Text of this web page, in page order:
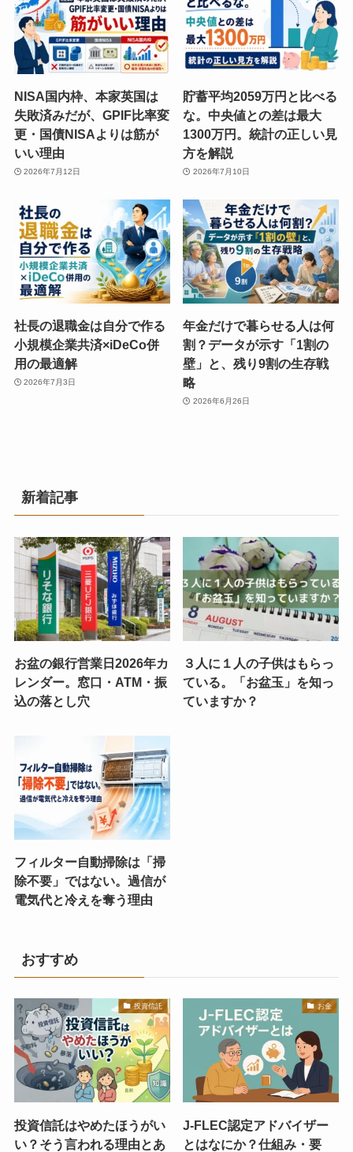
NISA国内枠、本家英国は
失敗済みだが、GPIF比率変
更・国債NISAよりは筋が
いい理由
2026年7月12日
貯蓄平均2059万円と比べる
な。中央値との差は最大
1300万円。統計の正しい見
方を解説
2026年7月10日
社長の退職金は自分で作る
小規模企業共済×iDeCo併
用の最適解
2026年7月3日
年金だけで暮らせる人は何
割？データが示す「1割の
壁」と、残り9割の生存戦
略
2026年6月26日
新着記事
お盆の銀行営業日2026年カ
レンダー。窓口・ATM・振
込の落とし穴
３人に１人の子供はもらっ
ている。「お盆玉」を知っ
ていますか？
フィルター自動掃除は「掃
除不要」ではない。過信が
電気代と冷えを奪う理由
おすすめ
投資信託
投資信託はやめたほうがい
い？そう言われる理由とあ
お金
J-FLEC認定アドバイザー
とはなにか？仕組み・要